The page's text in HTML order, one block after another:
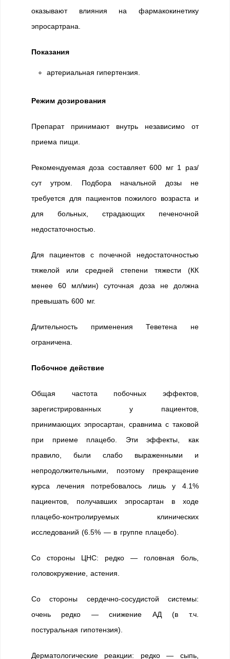
оказывают влияния на фармакокинетику
эпросартрана.
Показания
артериальная гипертензия.
Режим дозирования
Препарат принимают внутрь независимо от
приема пищи.
Рекомендуемая доза составляет 600 мг 1 раз/
сут утром. Подбора начальной дозы не
требуется для пациентов пожилого возраста и
для больных, страдающих печеночной
недостаточностью.
Для пациентов с почечной недостаточностью
тяжелой или средней степени тяжести (КК
менее 60 мл/мин) суточная доза не должна
превышать 600 мг.
Длительность применения Теветена не
ограничена.
Побочное действие
Общая частота побочных эффектов,
зарегистрированных у пациентов,
принимающих эпросартан, сравнима с таковой
при приеме плацебо. Эти эффекты, как
правило, были слабо выраженными и
непродолжительными, поэтому прекращение
курса лечения потребовалось лишь у 4.1%
пациентов, получавших эпросартан в ходе
плацебо-контролируемых клинических
исследований (6.5% — в группе плацебо).
Со стороны ЦНС: редко — головная боль,
головокружение, астения.
Со стороны сердечно-сосудистой системы:
очень редко — снижение АД (в т.ч.
постуральная гипотензия).
Дерматологические реакции: редко — сыпь,